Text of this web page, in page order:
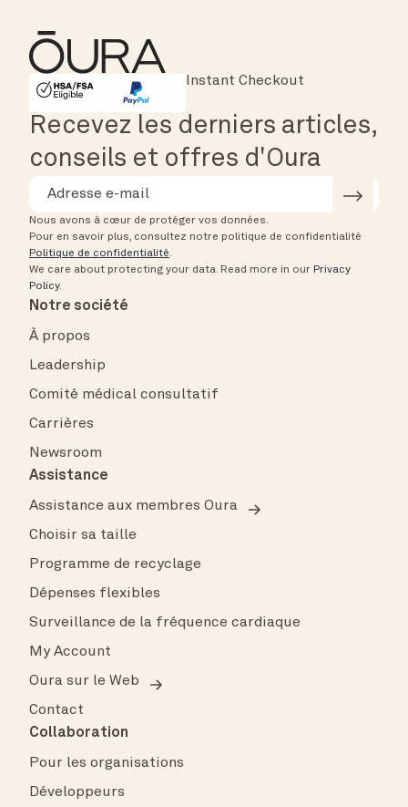
HSA/FSA Eligible
Affirm
Instant Checkout
Recevez les derniers articles,
conseils et offres d'Oura
Nous avons à cœur de protéger vos données.
Pour en savoir plus, consultez notre politique de confidentialité
Politique de confidentialité.
We care about protecting your data. Read more in our Privacy
Policy.
Notre société
À propos
Leadership
Comité médical consultatif
Carrières
Newsroom
Assistance
Assistance aux membres Oura
Choisir sa taille
Programme de recyclage
Dépenses flexibles
Surveillance de la fréquence cardiaque
My Account
Oura sur le Web
Contact
Collaboration
Pour les organisations
Développeurs